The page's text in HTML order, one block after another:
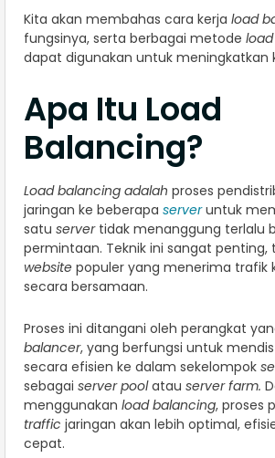
Kita akan membahas cara kerja load
fungsinya, serta berbagai metode
dapat digunakan untuk meningkatkan
Apa Itu Load
Balancing?
Load balancing adalah proses
jaringan ke beberapa serveruntuk
satu servertidak menanggung terlalu
permintaan. Teknik ini sangat
website populer yang menerima trafik
secara bersamaan.
Proses ini ditangani oleh perangkat
balancer, yang berfungsi untuk
secara efisien ke dalam sekelompok
sebagai server poolatau server farm.
menggunakan load balancing, proses
traffic jaringan akan lebih optimal,
cepat.